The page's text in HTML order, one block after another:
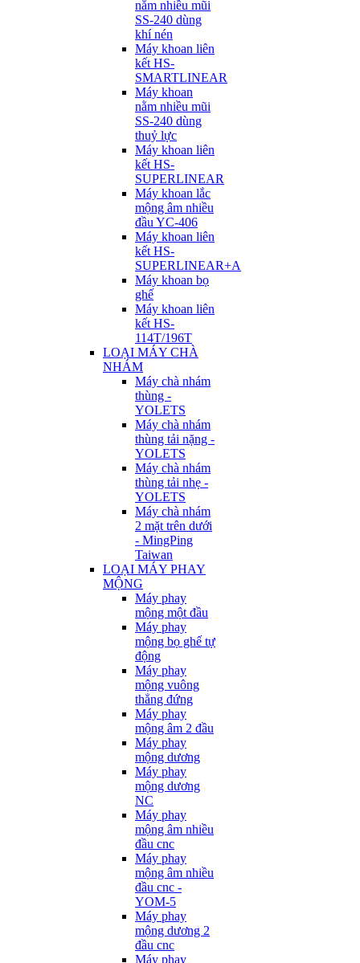
nằm nhiều mũi
SS-240 dùng
khí nén
Máy khoan liên
kết HS-
SMARTLINEAR
Máy khoan
nằm nhiều mũi
SS-240 dùng
thuỷ lực
Máy khoan liên
kết HS-
SUPERLINEAR
Máy khoan lắc
mộng âm nhiều
đầu YC-406
Máy khoan liên
kết HS-
SUPERLINEAR+A
Máy khoan bọ
ghế
Máy khoan liên
kết HS-
114T/196T
LOẠI MÁY CHÀ
NHÁM
Máy chà nhám
thùng -
YOLETS
Máy chà nhám
thùng tải nặng -
YOLETS
Máy chà nhám
thùng tải nhẹ -
YOLETS
Máy chà nhám
2 mặt trên dưới
- MingPing
Taiwan
LOẠI MÁY PHAY
MỘNG
Máy phay
mộng một đầu
Máy phay
mộng bọ ghế tự
động
Máy phay
mộng vuông
thẳng đứng
Máy phay
mộng âm 2 đầu
Máy phay
mộng dương
Máy phay
mộng dương
NC
Máy phay
mộng âm nhiều
đầu cnc
Máy phay
mộng âm nhiều
đầu cnc -
YOM-5
Máy phay
mộng dương 2
đầu cnc
Máy phay